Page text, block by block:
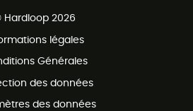
Hardloop 2026
légales
Générales
des données
des données